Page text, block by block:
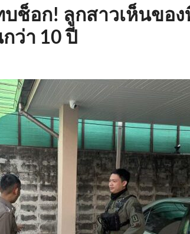
ช็อก! ลูกสาวเห็นของ
ว่า 10 ปี